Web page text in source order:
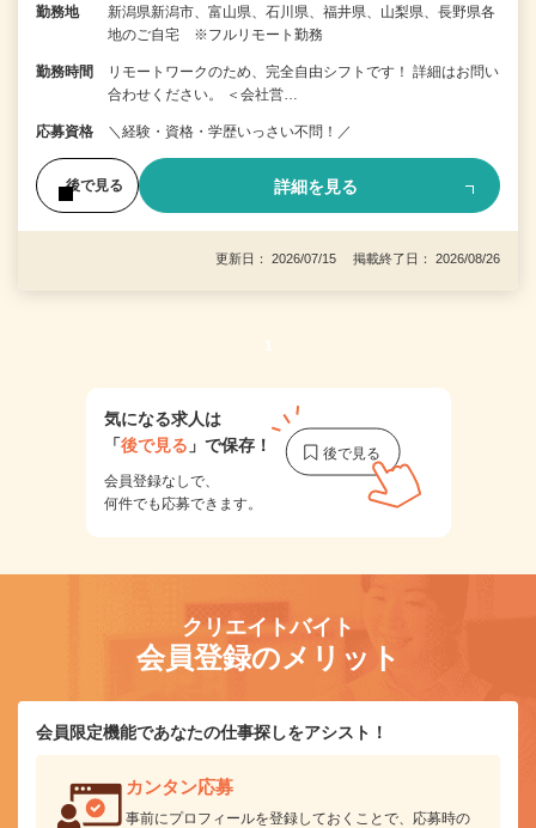
勤務地
新潟県新潟市、富山県、石川県、福井県、山梨県、長野県各
地のご自宅 ※フルリモート勤務
勤務時間
リモートワークのため、完全自由シフトです！ 詳細はお問い
合わせください。 ＜会社営…
応募資格 ＼経験・資格・学歴いっさい不問！／
後で見る 詳細を見る
更新日： 2026/07/15 掲載終了日： 2026/08/26
1
気になる求人は
「後で見る 」で保存！
会員登録なしで、
何件でも応募できます。
クリエイトバイト
会員登録のメリット
会員限定機能であなたの仕事探しをアシスト！
カンタン応募
事前にプロフィールを登録しておくことで、応募時の